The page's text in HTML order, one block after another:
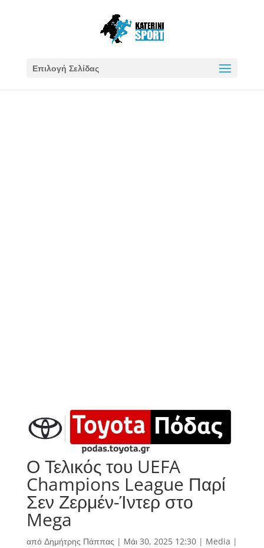
Επιλογή Σελίδας
Ο Τελικός του UEFA
Champions League Παρί
Σεν Ζερμέν-Ίντερ στο
Mega
από Δημήτρης Πάππας | Μάι 30, 2025 12:30| Media |